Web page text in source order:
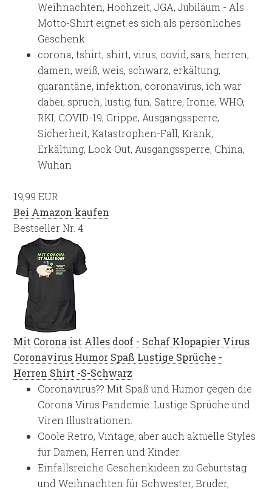
Weihnachten, Hochzeit, JGA, Jubiläum - Als
Motto-Shirt eignet es sich als persönliches
Geschenk
corona, tshirt, shirt, virus, covid, sars, herren,
damen, weiß, weis, schwarz, erkältung,
quarantäne, infektion, coronavirus, ich war
dabei, spruch, lustig, fun, Satire, Ironie, WHO,
RKI, COVID-19, Grippe, Ausgangssperre,
Sicherheit, Katastrophen-Fall, Krank,
Erkältung, Lock Out, Ausgangssperre, China,
Wuhan
19,99 EUR
Bei Amazon kaufen
Bestseller Nr. 4
Mit Corona ist Alles doof - Schaf Klopapier Virus
Coronavirus Humor Spaß Lustige Sprüche -
Herren Shirt -S-Schwarz
Coronavirus?? Mit Spaß und Humor gegen die
Corona Virus Pandemie. Lustige Sprüche und
Viren Illustrationen.
Coole Retro, Vintage, aber auch aktuelle Styles
für Damen, Herren und Kinder.
Einfallsreiche Geschenkideen zu Geburtstag
und Weihnachten für Schwester, Bruder,